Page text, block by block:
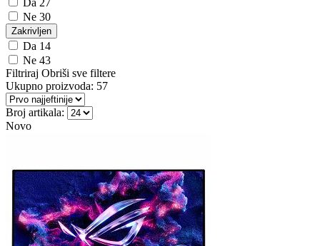
Da 27
Ne 30
Zakrivljen
Da 14
Ne 43
Filtriraj Obriši sve filtere
Ukupno proizvoda: 57
Broj artikala:
Novo